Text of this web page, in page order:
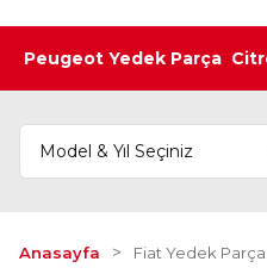
Peugeot Yedek Parça
Anasayfa Fiat Yedek Parça